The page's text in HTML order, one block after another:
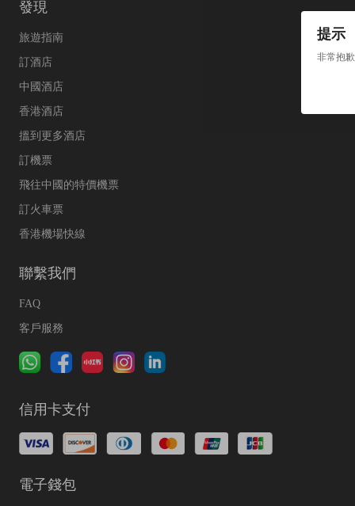
提示
非常抱
發現
旅遊指南
訂酒店
中國酒店
香港酒店
搵到更多酒店
訂機票
飛往中國的特價機票
訂火車票
香港機場快線
聯繫我們
FAQ
客戶服務
信用卡支付
電子錢包